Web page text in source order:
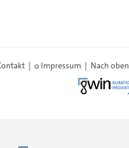
| Impressum | Nach oben